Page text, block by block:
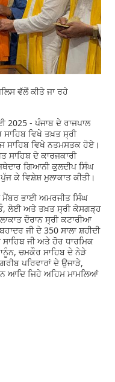
ਵੱਲੋਂ ਕੀਤੇ ਜਾ ਰਹੇ
2025 - ਪੰਜਾਬ ਦੇ ਰਾਜਪਾਲ
ਵਿਖੇ ਤਖ਼ਤ ਸ੍ਰੀ
ਸਾਹਿਬ ਵਿਖੇ ਨਤਮਸਤਕ ਹੋਏ।
ਸਾਹਿਬ ਦੇ ਕਾਰਜਕਾਰੀ
ਗਿਆਨੀ ਕੁਲਦੀਪ ਸਿੰਘ
ਕੇ ਵਿਸ਼ੇਸ਼ ਮੁਲਾਕਾਤ ਕੀਤੀ।
ਭਾਈ ਅਮਰਜੀਤ ਸਿੰਘ
ਲੋਈ ਅਤੇ ਤਖ਼ਤ ਸ੍ਰੀ ਕੇਸਗੜ੍ਹ
ਦੌਰਾਨ ਸ੍ਰੀ ਕਟਾਰੀਆ
ਜੀ ਦੇ 350 ਸਾਲਾ ਸ਼ਹੀਦੀ
ਜੀ ਅਤੇ ਹੋਰ ਧਾਰਮਿਕ
ਚਮਕੌਰ ਸਾਹਿਬ ਦੇ ਨੇੜੇ
ਪਰਿਵਾਰਾਂ ਦੇ ਉਜਾੜੇ,
ਆਦਿ ਜਿਹੇ ਅਹਿਮ ਮਾਮਲਿਆਂ